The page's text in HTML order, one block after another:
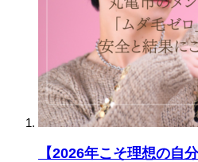
【2026年こそ理想の自